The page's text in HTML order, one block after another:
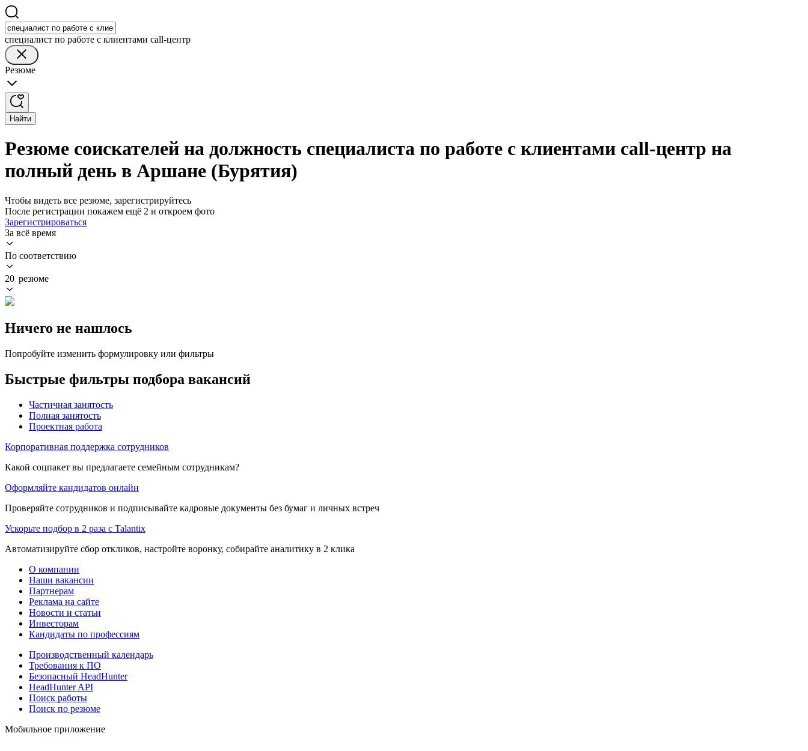
специалист по работе с клиентами call-центр
Резюме
Найти
Резюме соискателей на должность специалиста по работе с клиентами call-центр на
полный день в Аршане (Бурятия)
Чтобы видеть все резюме, зарегистрируйтесь
После регистрации покажем ещё 2 и откроем фото
Зарегистрироваться
За всё время
По соответствию
20 резюме
Ничего не нашлось
Попробуйте изменить формулировку или фильтры
Быстрые фильтры подбора вакансий
Частичная занятость
Полная занятость
Проектная работа
Корпоративная поддержка сотрудников
Какой соцпакет вы предлагаете семейным сотрудникам?
Оформляйте кандидатов онлайн
Проверяйте сотрудников и подписывайте кадровые документы без бумаг и личных встреч
Ускорьте подбор в 2 раза с Talantix
Автоматизируйте сбор откликов, настройте воронку, собирайте аналитику в 2 клика
О компании
Наши вакансии
Партнерам
Реклама на сайте
Новости и статьи
Инвесторам
Кандидаты по профессиям
Производственный календарь
Требования к ПО
Безопасный HeadHunter
HeadHunter API
Поиск работы
Поиск по резюме
Мобильное приложение